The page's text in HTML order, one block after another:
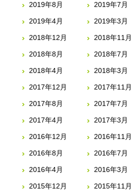
2019年8月 2019年7月
2019年4月 2019年3月
2018年12月 2018年11月
2018年8月 2018年7月
2018年4月 2018年3月
2017年12月 2017年11月
2017年8月 2017年7月
2017年4月 2017年3月
2016年12月 2016年11月
2016年8月 2016年7月
2016年4月 2016年3月
2015年12月 2015年11月